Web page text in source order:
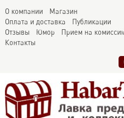
О компании
Магазин
Оплата и доставка
Публикации
Отзывы
Юмор
Прием на
Контакты